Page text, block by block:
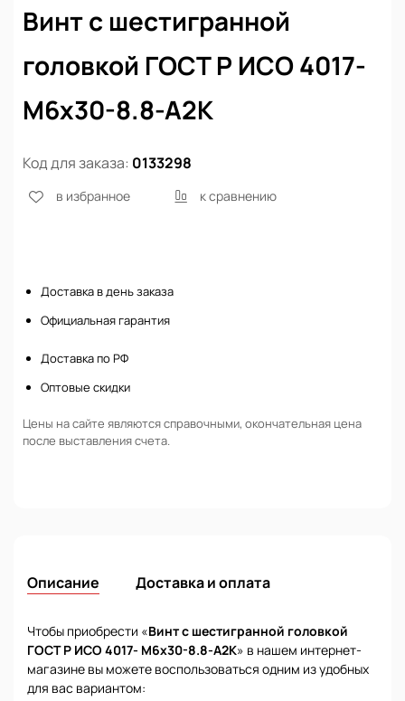
Винт с шестигранной
головкой ГОСТ Р ИСО 4017-
М6х30-8.8-А2К
Код для заказа: 0133298
в избранное к сравнению
Доставка в день заказа
Официальная гарантия
Доставка по РФ
Оптовые скидки
Цены на сайте являются справочными, окончательная цена
после выставления счета.
Описание Доставка и оплата
Чтобы приобрести «Винт с шестигранной головкой
ГОСТ Р ИСО 4017- М6х30-8.8-А2К» в нашем интернет-
магазине вы можете воспользоваться одним из удобных
для вас вариантом: